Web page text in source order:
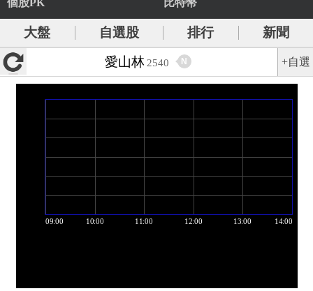
個股PK 比特幣
大盤 自選股 排行
新聞
愛山林 2540 N +自選